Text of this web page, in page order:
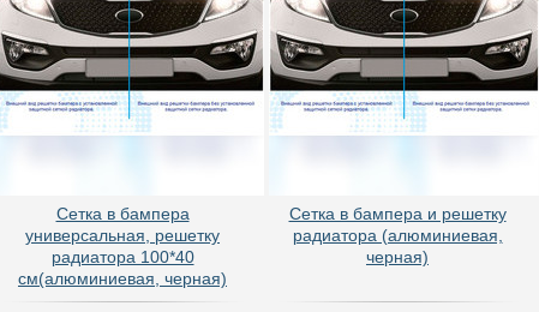
Сетка в бампера
универсальная, решетку
радиатора 100*40
см(алюминиевая, черная)
Сетка в бампера и решетку
радиатора (алюминиевая,
черная)